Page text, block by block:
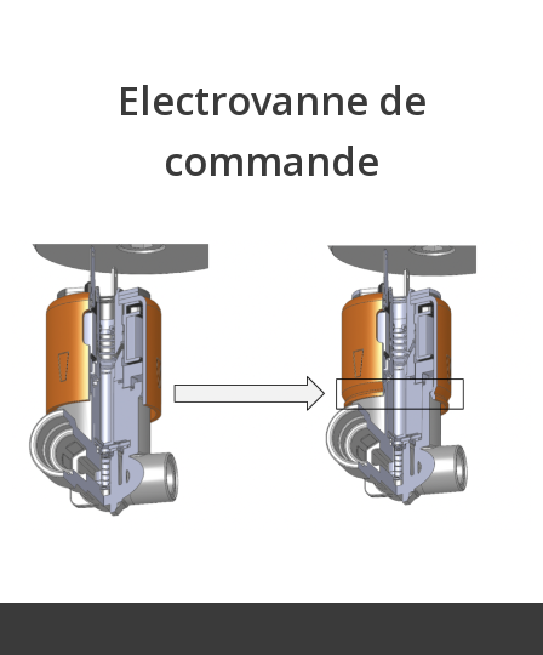
Electrovanne de
commande